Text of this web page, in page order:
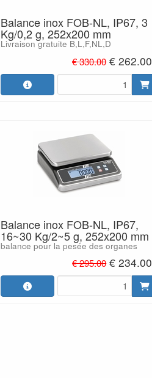
Balance inox FOB-NL, IP67, 3
Kg/0,2 g, 252x200 mm
Livraison gratuite B,L,F,NL,D
€ 330.00 € 262.00
Balance inox FOB-NL, IP67,
16~30 Kg/2~5 g, 252x200 mm
balance pour la pesée des organes
€ 295.00 € 234.00